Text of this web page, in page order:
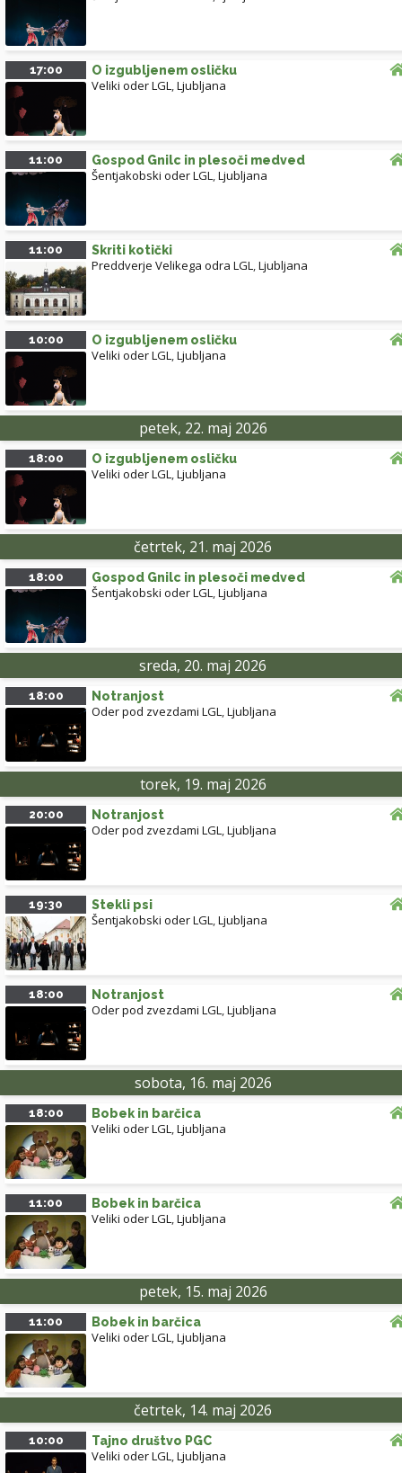
17:00 O izgubljenem osličku
Veliki oder LGL,Ljubljana
11:00 Gospod Gnilc in plesoči medved
Šentjakobski oder LGL,Ljubljana
11:00 Skriti kotički
Preddverje Velikega odra LGL,Ljubljana
10:00 O izgubljenem osličku
Veliki oder LGL,Ljubljana
petek, 22. maj 2026
18:00 O izgubljenem osličku
Veliki oder LGL,Ljubljana
četrtek, 21. maj 2026
18:00 Gospod Gnilc in plesoči medved
Šentjakobski oder LGL,Ljubljana
sreda, 20. maj 2026
18:00 Notranjost
Oder pod zvezdami LGL,Ljubljana
torek, 19. maj 2026
20:00 Notranjost
Oder pod zvezdami LGL,Ljubljana
19:30 Stekli psi
Šentjakobski oder LGL,Ljubljana
18:00 Notranjost
Oder pod zvezdami LGL,Ljubljana
sobota, 16. maj 2026
18:00 Bobek in barčica
Veliki oder LGL,Ljubljana
11:00 Bobek in barčica
Veliki oder LGL,Ljubljana
petek, 15. maj 2026
11:00 Bobek in barčica
Veliki oder LGL,Ljubljana
četrtek, 14. maj 2026
10:00 Tajno društvo PGC
Veliki oder LGL,Ljubljana